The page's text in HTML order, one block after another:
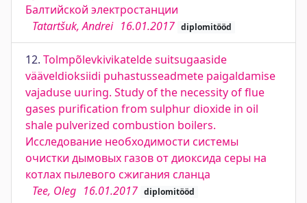
Балтийской электростанции
Tatartšuk, Andrei 16.01.2017 diplomitööd
12. Tolmpõlevkivikatelde suitsugaaside
vääveldioksiidi puhastusseadmete paigaldamise
vajaduse uuring. Study of the necessity of flue
gases purification from sulphur dioxide in oil
shale pulverized combustion boilers.
Исследование необходимости системы
очистки дымовых газов от диоксида серы на
котлах пылевого сжигания сланца
Tee, Oleg 16.01.2017 diplomitööd